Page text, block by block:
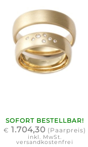
SOFORT BESTELLBAR!
€ 1.704,30 (Paarpreis)
inkl. MwSt.
versandkostenfrei